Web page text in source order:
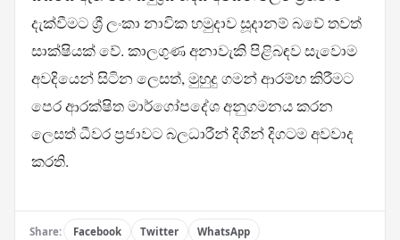
දැක්වීමට ශ්‍රී ලංකා නාවික හමුදාව සූදානම් බවේ තවත්
සාක්ෂියක් වේ. කාලගුණ අනාවැකි පිළිබඳව සැවොම
අවදියෙන් සිටින ලෙසත්, මුහුදු ගමන් ආරම්භ කිරීමට
පෙර ආරක්ෂිත මාර්ගෝපදේශ අනුගමනය කරන
ලෙසත් ධීවර ප්‍රජාවට බලධාරීන් දිගින් දිගටම අවවාද
කරති.
Share: Facebook Twitter WhatsApp